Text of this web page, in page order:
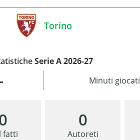
Torino
Serie A 2026-27
Minuti giocati
fatti
0
Autoreti